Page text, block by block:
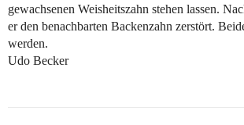
gewachsenen Weisheitszahn stehen lassen.
er den benachbarten Backenzahn zerstört.
werden.
Udo Becker